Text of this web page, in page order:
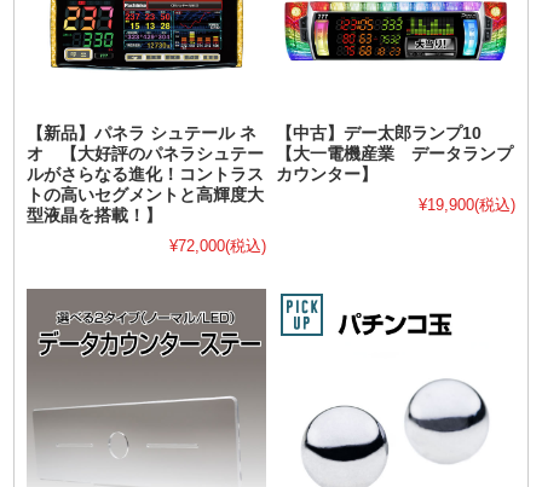
【新品】パネラ シュテール ネ
オ 【大好評のパネラシュテー
ルがさらなる進化！コントラス
トの高いセグメントと高輝度大
型液晶を搭載！】
¥72,000(税込)
【中古】デー太郎ランプ10
【大一電機産業 データランプ
カウンター】
¥19,900(税込)